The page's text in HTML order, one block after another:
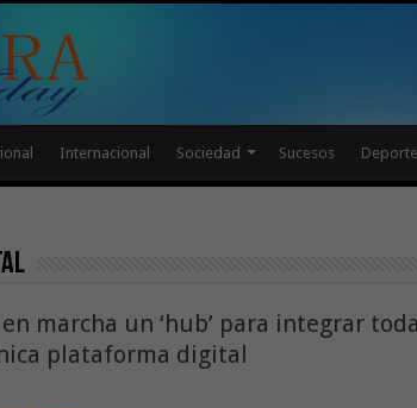
Internacional Sociedad Sucesos
marcha un ‘hub’ para integrar
plataforma digital